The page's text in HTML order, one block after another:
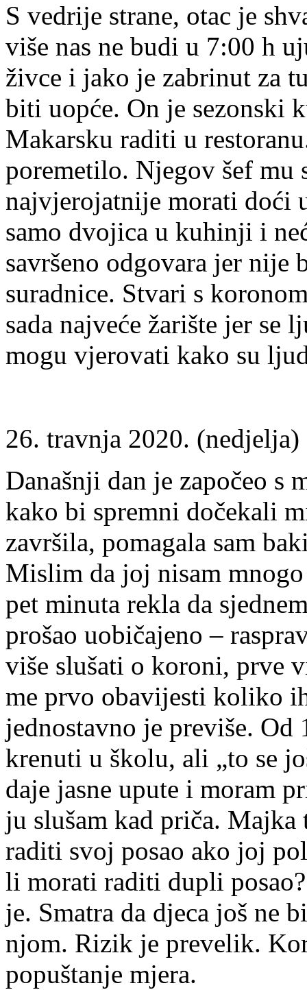
S vedrije strane, otac je
više nas ne budi u 7:00 h
živce i jako je zabrinut za
biti uopće. On je sezonski
Makarsku raditi u
poremetilo. Njegov šef mu
najvjerojatnije morati doći
samo dvojica u kuhinji i
savršeno odgovara jer nije
suradnice. Stvari s
sada najveće žarište jer se
mogu vjerovati kako su
26. travnja 2020. (nedjelja)
Današnji dan je započeo s
kako bi spremni dočekali
završila, pomagala sam
Mislim da joj nisam
pet minuta rekla da
prošao uobičajeno –
više slušati o koroni, prve
me prvo obavijesti koliko
jednostavno je previše.
krenuti u školu, ali „to se
daje jasne upute i moram
ju slušam kad priča.
raditi svoj posao ako joj
li morati raditi dupli
je. Smatra da djeca još ne
njom. Rizik je prevelik.
popuštanje mjera.